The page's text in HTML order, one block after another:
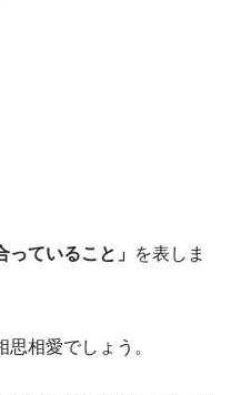
っていること」 を表しま
相愛でしょう。